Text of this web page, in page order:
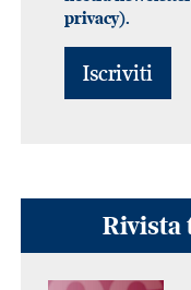
privacy).
Rivista